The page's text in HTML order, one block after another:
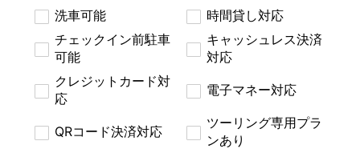
洗車可能
時間貸し対応
チェックイン前駐車
可能
キャッシュレス決済
対応
クレジットカード対
応
電子マネー対応
QRコード決済対応
ツーリング専用プラ
ンあり